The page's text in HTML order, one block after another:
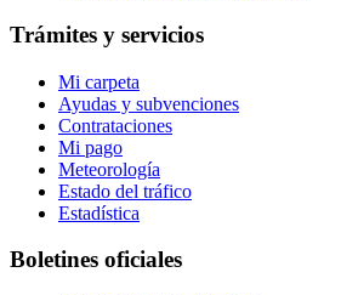
Trámites y servicios
Mi carpeta
Ayudas y subvenciones
Contrataciones
Mi pago
Meteorología
Estado del tráfico
Estadística
Boletines oficiales